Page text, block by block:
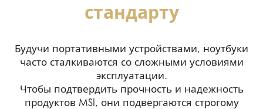
стандарту
Будучи портативными устройствами, ноутбуки
часто сталкиваются со сложными условиями
эксплуатации.
Чтобы подтвердить прочность и надежность
продуктов MSI, они подвергаются строгому